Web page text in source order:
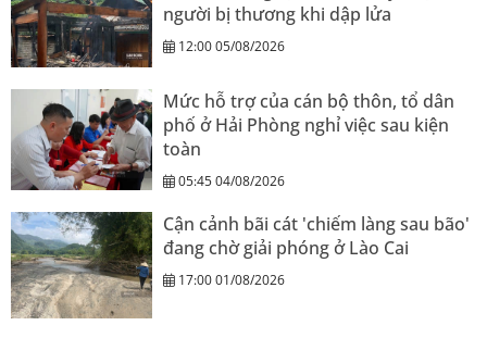
người bị thương khi dập lửa
12:00 05/08/2026
Mức hỗ trợ của cán bộ thôn, tổ dân
phố ở Hải Phòng nghỉ việc sau kiện
toàn
05:45 04/08/2026
Cận cảnh bãi cát 'chiếm làng sau bão'
đang chờ giải phóng ở Lào Cai
17:00 01/08/2026